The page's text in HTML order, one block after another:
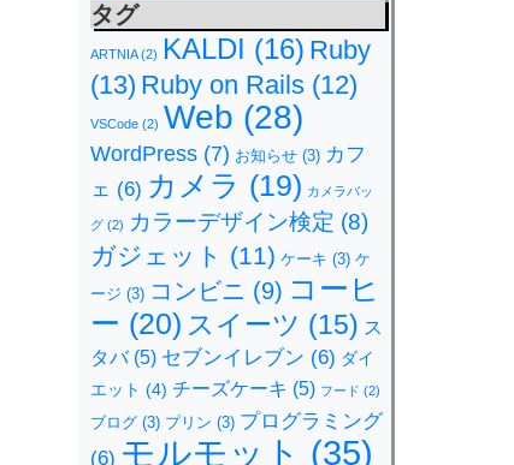
タグ
ARTNIA(2) KALDI (16) Ruby
(13) Ruby on Rails (12)
VSCode (2) Web (28)
WordPress (7) お知らせ (3) カフ
ェ (6) カメラ (19) カメラバッ
グ (2) カラーデザイン検定 (8)
ガジェット (11) ケーキ (3) ケ
ージ (3) コンビニ (9) コーヒ
ー (20) スイーツ (15) ス
タバ(5) セブンイレブン (6) ダイ
エット (4) チーズケーキ (5) フード (2)
ブログ (3) プリン (3) プログラミング
(6) モルモット (35)